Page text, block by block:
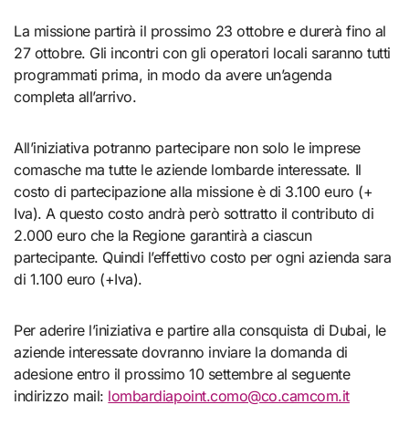
La missione partirà il prossimo 23 ottobre e durerà fino al
27 ottobre. Gli incontri con gli operatori locali saranno tutti
programmati prima, in modo da avere un’agenda
completa all’arrivo.
All’iniziativa potranno partecipare non solo le imprese
comasche ma tutte le aziende lombarde interessate. Il
costo di partecipazione alla missione è di 3.100 euro (+
Iva). A questo costo andrà però sottratto il contributo di
2.000 euro che la Regione garantirà a ciascun
partecipante. Quindi l’effettivo costo per ogni azienda sara
di 1.100 euro (+Iva).
Per aderire l’iniziativa e partire alla consquista di Dubai, le
aziende interessate dovranno inviare la domanda di
adesione entro il prossimo 10 settembre al seguente
indirizzo mail: lombardiapoint.como@co.camcom.it